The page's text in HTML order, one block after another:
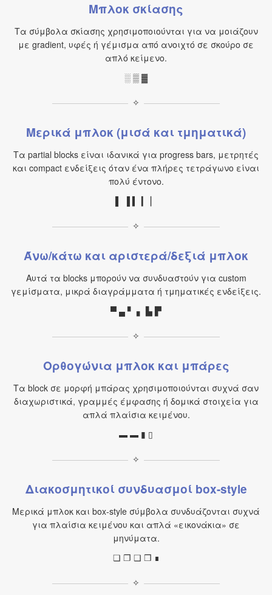
Μπλοκ σκίασης
Τα σύμβολα σκίασης χρησιμοποιούνται για να μοιάζουν
με gradient, υφές ή γέμισμα από ανοιχτό σε σκούρο σε
απλό κείμενο.
░ ▒ ▓
✧
Μερικά μπλοκ (μισά και τμηματικά)
Τα partial blocks είναι ιδανικά για progress bars, μετρητές
και compact ενδείξεις όταν ένα πλήρες τετράγωνο είναι
πολύ έντονο.
✧
Άνω/κάτω και αριστερά/δεξιά μπλοκ
Αυτά τα blocks μπορούν να συνδυαστούν για custom
γεμίσματα, μικρά διαγράμματα ή τμηματικές ενδείξεις.
▀ ▄ ▘ ▖ ▙ ▛
✧
Ορθογώνια μπλοκ και μπάρες
Τα block σε μορφή μπάρας χρησιμοποιούνται συχνά σαν
διαχωριστικά, γραμμές έμφασης ή δομικά στοιχεία για
απλά πλαίσια κειμένου.
▬ ▬ ▮ ▯
✧
Διακοσμητικοί συνδυασμοί box-style
Μερικά μπλοκ και box-style σύμβολα συνδυάζονται συχνά
για πλαίσια κειμένου και απλά «εικονάκια» σε
μηνύματα.
❏ ❐ ❑ ❒ ∎
✧